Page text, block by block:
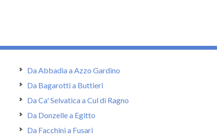
Da Abbadia a Azzo Gardino
Da Bagarotti a Buttieri
Da Ca' Selvatica a Cul di Ragno
Da Donzelle a Egitto
Da Facchini a Fusari